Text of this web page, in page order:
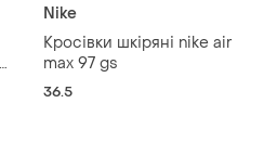
Nike
Кросівки шкіряні nike air
max 97 gs
36.5